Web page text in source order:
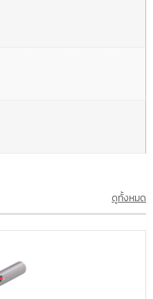
ดูทั้งหมด